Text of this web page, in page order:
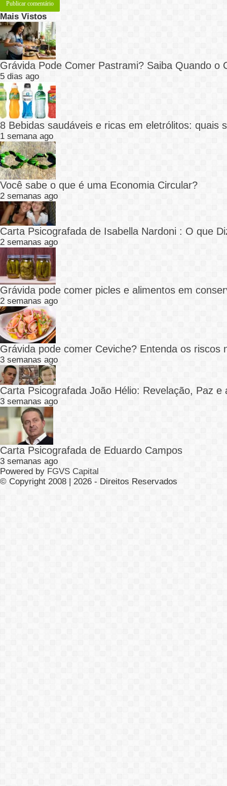
Mais Vistos
Grávida Pode Comer Pastrami? Saiba Quando o
5 dias ago
8 Bebidas saudáveis e ricas em eletrólitos: quais
1 semana ago
Você sabe o que é uma Economia Circular?
2 semanas ago
Carta Psicografada de Isabella Nardoni : O que
2 semanas ago
Grávida pode comer picles e alimentos em
2 semanas ago
Grávida pode comer Ceviche? Entenda os riscos
3 semanas ago
Carta Psicografada João Hélio: Revelação, Paz e
3 semanas ago
Carta Psicografada de Eduardo Campos
3 semanas ago
Powered by FGVS Capital
© Copyright 2008 | 2026 - Direitos Reservados